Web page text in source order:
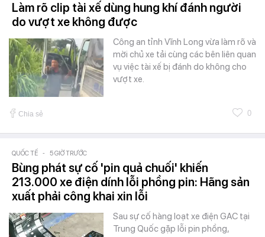
Làm rõ clip tài xế dùng hung khí đánh người
do vượt xe không được
Công an tỉnh Vĩnh Long vừa làm rõ và
mời chủ xe tải cùng các bên liên quan
vụ việc tài xế bị đánh do không cho
vượt xe.
Chia sẻ 0
QUỐC TẾ - 5 GIỜ TRƯỚC
Bùng phát sự cố 'pin quả chuối' khiến
213.000 xe điện dính lỗi phồng pin: Hãng sản
xuất phải công khai xin lỗi
Sau sự cố hàng loạt xe điện GAC tại
Trung Quốc gặp lỗi pin phồng,